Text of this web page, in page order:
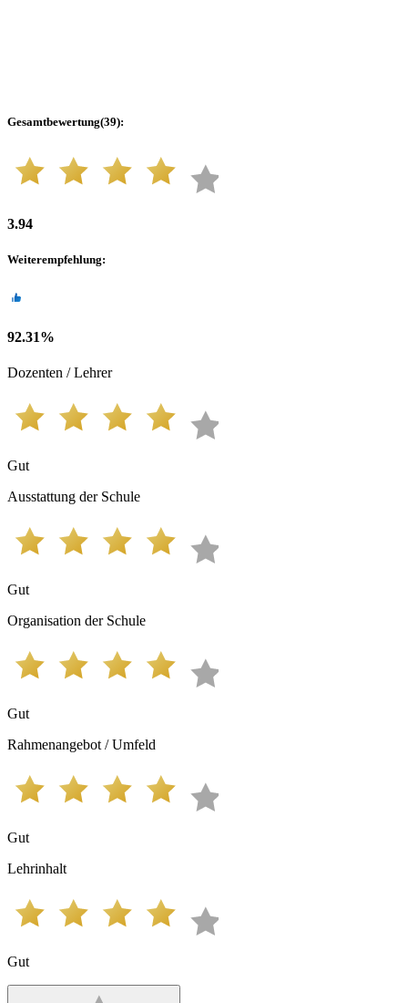
Gesamtbewertung(39):
3.94
Weiterempfehlung:
92.31%
Dozenten / Lehrer
Gut
Ausstattung der Schule
Gut
Organisation der Schule
Gut
Rahmenangebot / Umfeld
Gut
Lehrinhalt
Gut